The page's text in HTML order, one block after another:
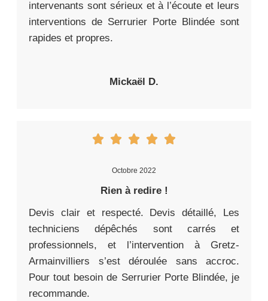
intervenants sont sérieux et à l’écoute et leurs
interventions de Serrurier Porte Blindée sont
rapides et propres.
Mickaël D.
Octobre 2022
Rien à redire !
Devis clair et respecté. Devis détaillé, Les
techniciens dépêchés sont carrés et
professionnels, et l’intervention à Gretz-
Armainvilliers s’est déroulée sans accroc.
Pour tout besoin de Serrurier Porte Blindée, je
recommande.